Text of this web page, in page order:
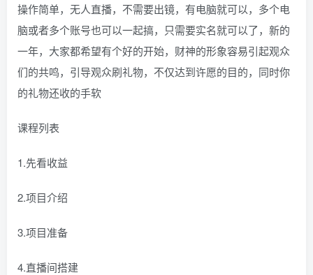
操作简单，无人直播，不需要出镜，有电脑就可以，多个电
脑或者多个账号也可以一起搞，只需要实名就可以了，新的
一年，大家都希望有个好的开始，财神的形象容易引起观众
们的共鸣，引导观众刷礼物，不仅达到许愿的目的，同时你
的礼物还收的手软
课程列表
1.先看收益
2.项目介绍
3.项目准备
4.直播间搭建